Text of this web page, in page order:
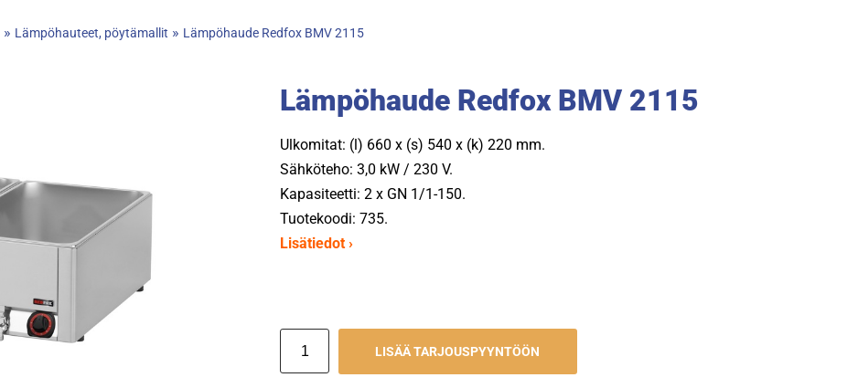
» Lämpöhauteet, pöytämallit » Lämpöhaude Redfox BMV 2115
Lämpöhaude Redfox BMV 2115
Ulkomitat: (l) 660 x (s) 540 x (k) 220 mm.
Sähköteho: 3,0 kW / 230 V.
Kapasiteetti: 2 x GN 1/1-150.
Tuotekoodi: 735.
Lisätiedot ›
LISÄÄ TARJOUSPYYNTÖÖN